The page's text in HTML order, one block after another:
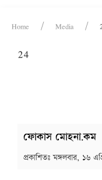
Home Media
24
ফোকাস মোহনা.কম
প্রকাশিতঃমঙ্গলবার, ১৬